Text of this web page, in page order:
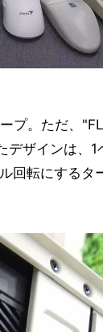
プ。ただ、
ザインは、1
回転にするタ